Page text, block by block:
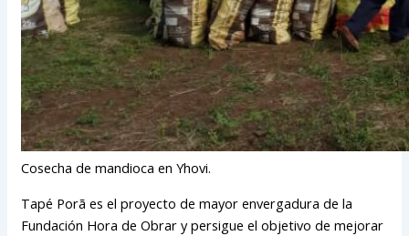
Cosecha de mandioca en Yhovi.
Tapé Porã es el proyecto de mayor envergadura de la
Fundación Hora de Obrar y persigue el objetivo de mejorar